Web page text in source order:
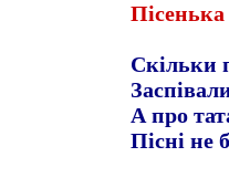
Скільки
А про
Пісні не